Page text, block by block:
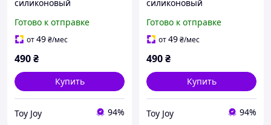
силиконовый
Bathlux 55х55 см
массажный коврик для
Готово к отправке
от49₴/мес
490₴
Купить
Toy Joy 94%
силиконовый
Bathlux 55х55 см
массажный коврик для
Готово к отправке
от49₴/мес
490₴
Купить
Toy Joy 94%